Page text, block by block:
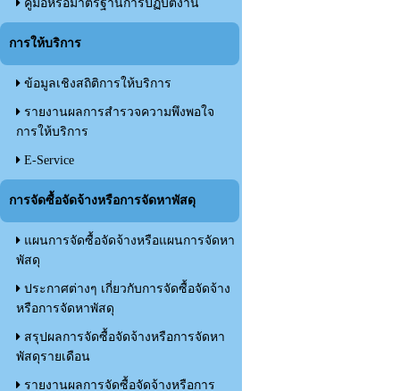
คู่มือหรือมาตรฐานการปฏิบัติงาน
การให้บริการ
ข้อมูลเชิงสถิติการให้บริการ
รายงานผลการสำรวจความพึงพอใจ
การให้บริการ
E-Service
การจัดซื้อจัดจ้างหรือการจัดหาพัสดุ
แผนการจัดซื้อจัดจ้างหรือแผนการจัดหา
พัสดุ
ประกาศต่างๆ เกี่ยวกับการจัดซื้อจัดจ้าง
หรือการจัดหาพัสดุ
สรุปผลการจัดซื้อจัดจ้างหรือการจัดหา
พัสดุรายเดือน
รายงานผลการจัดซื้อจัดจ้างหรือการ